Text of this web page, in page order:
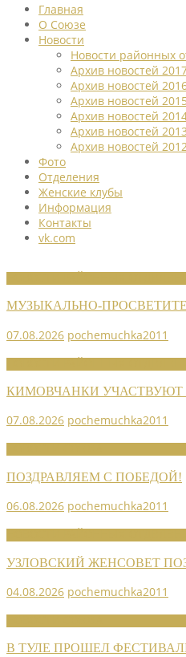
Главная
О Союзе
Новости
Новости районных
Архив новостей
Архив новостей
Архив новостей
Архив новостей
Архив новостей
Архив новостей
Фото
Отделения
Женские клубы
Информация
Контакты
vk.com
МУЗЫКАЛЬНО-
07.08.2026 pochemuchka2011
КИМОВЧАНКИ
07.08.2026 pochemuchka2011
ПОЗДРАВЛЯЕМ С ПОБЕДОЙ!
06.08.2026 pochemuchka2011
УЗЛОВСКИЙ ЖЕНСОВЕТ
04.08.2026 pochemuchka2011
В ТУЛЕ ПРОШЕЛ